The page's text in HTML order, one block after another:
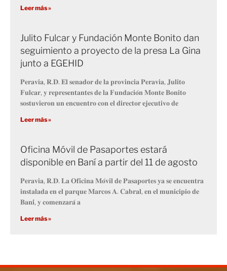
Leer más »
Julito Fulcar y Fundación Monte Bonito dan
seguimiento a proyecto de la presa La Gina
junto a EGEHID
𝐏𝐞𝐫𝐚𝐯𝐢𝐚, 𝐑.𝐃. 𝐄𝐥 𝐬𝐞𝐧𝐚𝐝𝐨𝐫 𝐝𝐞 𝐥𝐚 𝐩𝐫𝐨𝐯𝐢𝐧𝐜𝐢𝐚 𝐏𝐞𝐫𝐚𝐯𝐢𝐚, 𝐉𝐮𝐥𝐢𝐭𝐨
𝐅𝐮𝐥𝐜𝐚𝐫, 𝐲 𝐫𝐞𝐩𝐫𝐞𝐬𝐞𝐧𝐭𝐚𝐧𝐭𝐞𝐬 𝐝𝐞 𝐥𝐚 𝐅𝐮𝐧𝐝𝐚𝐜𝐢𝐨́𝐧 𝐌𝐨𝐧𝐭𝐞 𝐁𝐨𝐧𝐢𝐭𝐨
𝐬𝐨𝐬𝐭𝐮𝐯𝐢𝐞𝐫𝐨𝐧 𝐮𝐧 𝐞𝐧𝐜𝐮𝐞𝐧𝐭𝐫𝐨 𝐜𝐨𝐧 𝐞𝐥 𝐝𝐢𝐫𝐞𝐜𝐭𝐨𝐫 𝐞𝐣𝐞𝐜𝐮𝐭𝐢𝐯𝐨 𝐝𝐞
Leer más »
Oficina Móvil de Pasaportes estará
disponible en Baní a partir del 11 de agosto
𝐏𝐞𝐫𝐚𝐯𝐢𝐚, 𝐑.𝐃. 𝐋𝐚 𝐎𝐟𝐢𝐜𝐢𝐧𝐚 𝐌𝐨́𝐯𝐢𝐥 𝐝𝐞 𝐏𝐚𝐬𝐚𝐩𝐨𝐫𝐭𝐞𝐬 𝐲𝐚 𝐬𝐞 𝐞𝐧𝐜𝐮𝐞𝐧𝐭𝐫𝐚
𝐢𝐧𝐬𝐭𝐚𝐥𝐚𝐝𝐚 𝐞𝐧 𝐞𝐥 𝐩𝐚𝐫𝐪𝐮𝐞 𝐌𝐚𝐫𝐜𝐨𝐬 𝐀. 𝐂𝐚𝐛𝐫𝐚𝐥, 𝐞𝐧 𝐞𝐥 𝐦𝐮𝐧𝐢𝐜𝐢𝐩𝐢𝐨 𝐝𝐞
𝐁𝐚𝐧𝐢́, 𝐲 𝐜𝐨𝐦𝐞𝐧𝐳𝐚𝐫𝐚́ 𝐚
Leer más »